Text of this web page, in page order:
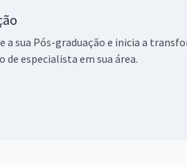
a sua Pós-graduação e inicia a
especialista em sua área.